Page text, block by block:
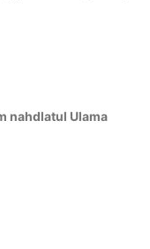
nahdlatul Ulama